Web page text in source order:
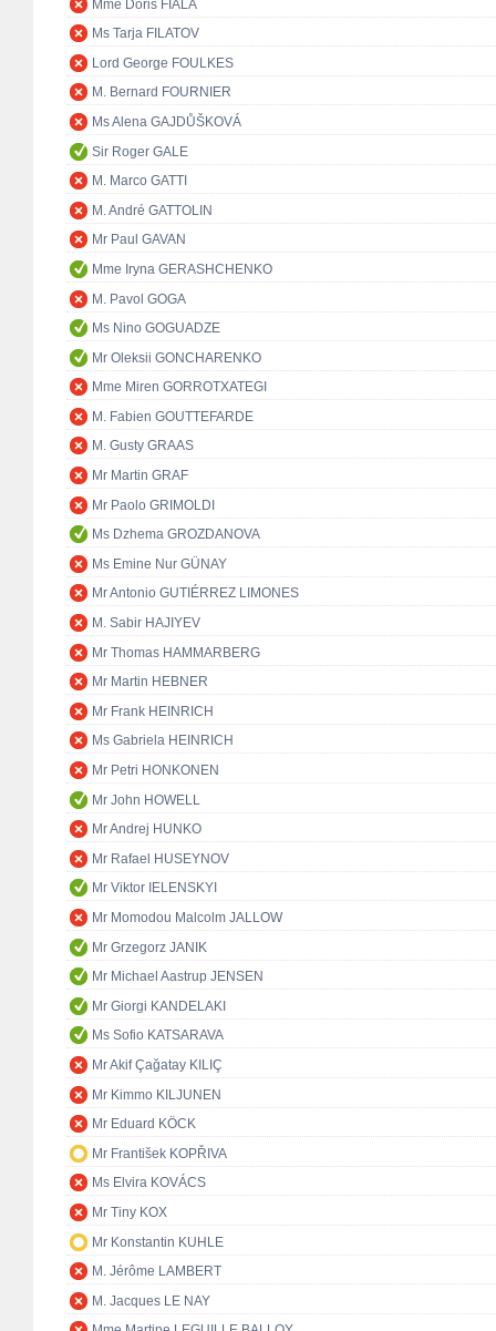
Mme Doris FIALA
Ms Tarja FILATOV
Lord George FOULKES
M. Bernard FOURNIER
Ms Alena GAJDŮŠKOVÁ
Sir Roger GALE
M. Marco GATTI
M. André GATTOLIN
Mr Paul GAVAN
Mme Iryna GERASHCHENKO
M. Pavol GOGA
Ms Nino GOGUADZE
Mr Oleksii GONCHARENKO
Mme Miren GORROTXATEGI
M. Fabien GOUTTEFARDE
M. Gusty GRAAS
Mr Martin GRAF
Mr Paolo GRIMOLDI
Ms Dzhema GROZDANOVA
Ms Emine Nur GÜNAY
Mr Antonio GUTIÉRREZ LIMONES
M. Sabir HAJIYEV
Mr Thomas HAMMARBERG
Mr Martin HEBNER
Mr Frank HEINRICH
Ms Gabriela HEINRICH
Mr Petri HONKONEN
Mr John HOWELL
Mr Andrej HUNKO
Mr Rafael HUSEYNOV
Mr Viktor IELENSKYI
Mr Momodou Malcolm JALLOW
Mr Grzegorz JANIK
Mr Michael Aastrup JENSEN
Mr Giorgi KANDELAKI
Ms Sofio KATSARAVA
Mr Akif Çağatay KILIÇ
Mr Kimmo KILJUNEN
Mr Eduard KÖCK
Mr František KOPŘIVA
Ms Elvira KOVÁCS
Mr Tiny KOX
Mr Konstantin KUHLE
M. Jérôme LAMBERT
M. Jacques LE NAY